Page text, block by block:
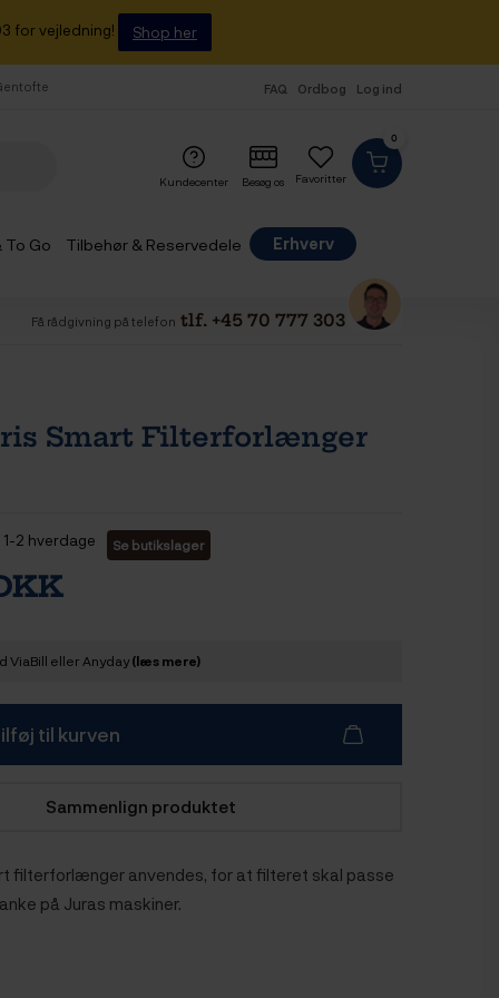
for vejledning! Shop her
FAQ Ordbog Log ind
0
Favoritter
Kundecenter Besøg os
To Go Tilbehør & Reservedele
Erhverv
Få rådgivning på telefon tlf. +45 70 777 303
Smart Filterforlænger
1-2 hverdage Se butikslager
ViaBill eller Anyday(læs mere)
til kurven
Sammenlign produktet
filterforlænger anvendes, for at filteret skal passe
på Juras maskiner.